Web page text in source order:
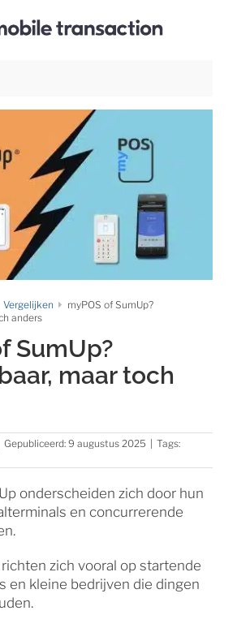
Vergelijken
myPOS of SumUp?
anders
SumUp?
maar toch
Gepubliceerd: 9 augustus 2025
Tags:
onderscheiden zich door hun
en concurrerende
zich vooral op startende
en kleine bedrijven die dingen